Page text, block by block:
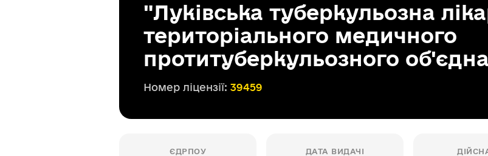
"Луківська туберкульозна
територіального медичного
протитуберкульозного
Номер ліцензії: 39459
ЄДРПОУ ДАТА ВИДАЧІ